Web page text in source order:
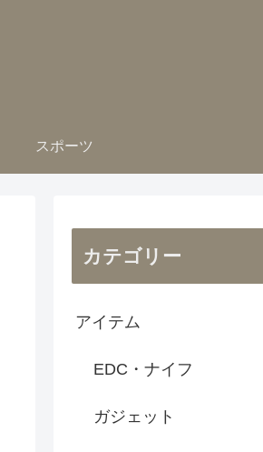
スポーツ
カテゴリー
アイテム
EDC・ナイフ
ガジェット